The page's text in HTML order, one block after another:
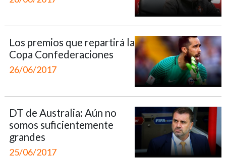
Los premios que repartirá la
Copa Confederaciones
26/06/2017
DT de Australia: Aún no
somos suficientemente
grandes
25/06/2017